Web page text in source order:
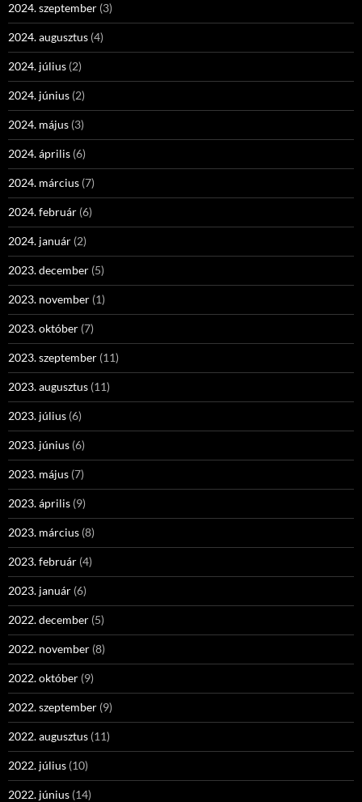
2024. szeptember (3)
2024. augusztus (4)
2024. július (2)
2024. június (2)
2024. május (3)
2024. április (6)
2024. március (7)
2024. február (6)
2024. január (2)
2023. december (5)
2023. november (1)
2023. október (7)
2023. szeptember (11)
2023. augusztus (11)
2023. július (6)
2023. június (6)
2023. május (7)
2023. április (9)
2023. március (8)
2023. február (4)
2023. január (6)
2022. december (5)
2022. november (8)
2022. október (9)
2022. szeptember (9)
2022. augusztus (11)
2022. július (10)
2022. június (14)